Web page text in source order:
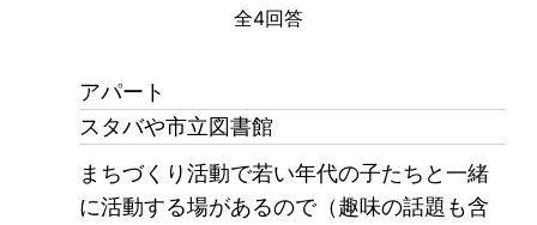
全4回答
アパート
スタバや市立図書館
まちづくり活動で若い年代の子たちと一緒
に活動する場があるので（趣味の話題も含